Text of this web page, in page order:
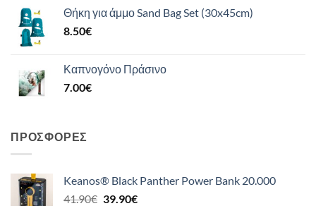
Θήκη για άμμο Sand Bag Set (30x45cm)
8.50€
Καπνογόνο Πράσινο
7.00€
ΠΡΟΣΦΟΡΈΣ
Keanos® Black Panther Power Bank 20.000
41.90€ Original
39.90€Η